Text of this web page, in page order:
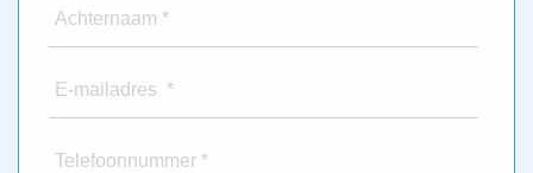
Achternaam *
E-mailadres *
Telefoonnummer *